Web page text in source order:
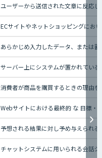
ユーザーから送信された文章に反応
ECサイトやネットショッピングにお
あらかじめ入力したデータ、または
サーバー上にシステムが置かれてい
消費者が商品を購買するときの理由
Webサイトにおける最終的 な 目標・
予想される結果に対し予め与えられ
チャットシステムに用いられる会話